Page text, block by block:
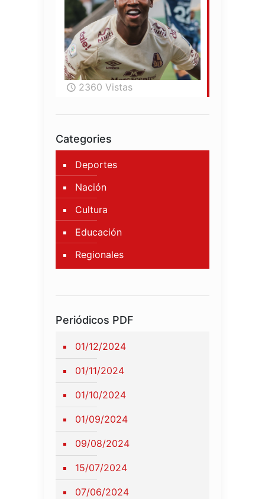
2360 Vistas
Categories
Deportes
Nación
Cultura
Educación
Regionales
Periódicos PDF
01/12/2024
01/11/2024
01/10/2024
01/09/2024
09/08/2024
15/07/2024
07/06/2024